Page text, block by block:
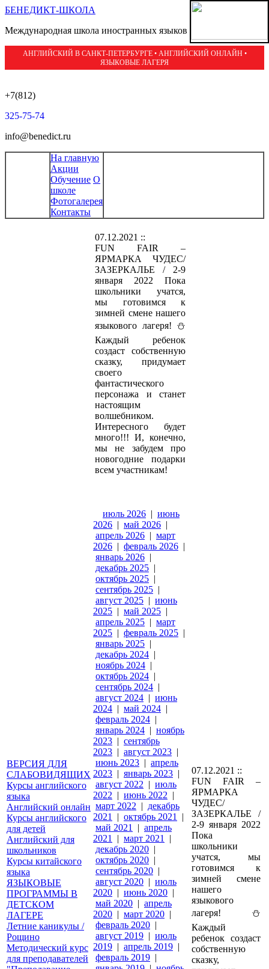
БЕНЕДИКТ-ШКОЛА
Международная школа иностранных языков
АНГЛИЙСКИЙ В САНКТ-ПЕТЕРБУРГЕ • АНГЛИЙСКИЙ ОНЛАЙН •
ЯЗЫКОВЫЕ ЛАГЕРЯ
+7(812)
325-75-74
info@benedict.ru
На главную
Акции
Обучение О
школе
Фотогалерея
Контакты
ВЕРСИЯ ДЛЯ
СЛАБОВИДЯЩИХ
Курсы английского
языка
Английский онлайн
Курсы английского
для детей
Английский для
школьников
Курсы китайского
языка
ЯЗЫКОВЫЕ
ПРОГРАММЫ В
ДЕТСКОМ
ЛАГЕРЕ
Летние каникулы /
Рощино
Методический курс
для преподавателей
07.12.2021 ::
FUN FAIR –
ЯРМАРКА ЧУДЕС/
ЗАЗЕРКАЛЬЕ / 2-9
января 2022 Пока
школьники учатся,
мы готовимся к
зимней смене нашего
языкового лагеря! ⛄
Каждый ребенок
создаст собственную
сказку, придумает
своего
фантастического
персонажа и станет
настоящим
волшебником.
Интересного будет
много!!! И, конечно,
мы не забудем про
новогодние подарки
всем участникам!
июль 2026 | июнь
2026 | май 2026 |
апрель 2026 | март
2026 | февраль 2026 |
январь 2026 |
декабрь 2025 |
октябрь 2025 |
сентябрь 2025 |
август 2025 | июнь
2025 | май 2025 |
апрель 2025 | март
2025 | февраль 2025 |
январь 2025 |
декабрь 2024 |
ноябрь 2024 |
октябрь 2024 |
сентябрь 2024 |
август 2024 | июнь
2024 | май 2024 |
февраль 2024 |
январь 2024 | ноябрь
2023 | сентябрь
2023 | август 2023 |
июнь 2023 | апрель
2023 | январь 2023 |
август 2022 | июль
2022 | июнь 2022 |
март 2022 | декабрь
2021
| октябрь 2021
|
май 2021
| апрель
2021
| март 2021
|
декабрь 2020 |
октябрь 2020 |
сентябрь 2020 |
август 2020 | июль
2020 | июнь 2020 |
май 2020 | апрель
2020 | март 2020 |
февраль 2020 |
август 2019 | июль
2019 | апрель 2019 |
февраль 2019 |
07.12.2021 ::
FUN FAIR –
ЯРМАРКА
ЧУДЕС/
ЗАЗЕРКАЛЬЕ /
2-9 января 2022
Пока
школьники
учатся, мы
готовимся к
зимней смене
нашего
языкового
лагеря! ⛄
Каждый
ребенок создаст
собственную
сказку,